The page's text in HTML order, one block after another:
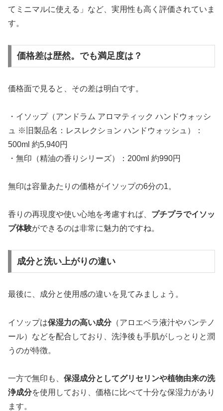
てミニマルに使える」など、実用性も高く評価されていま
す。
価格差は歴然。でも満足度は？
価格面で見ると、その差は明白です。
・イソップ（アンドラム アロマティック ハンドウォッシ
ュ ※旧製品名：レスレクション ハンドウォッシュ）：
500ml 約5,940円
・無印（精油の香りシリーズ）：200ml 約990円
無印は容量あたりの価格がイソップの6分の1。
香りの再現度や使い心地を考慮すれば、 プチプラでイソッ
プ体験ができるのは非常に魅力的ですね。
成分と洗い上がりの違い
最後に、成分と使用感の違いを見てみましょう。
イソップは保湿力の高い成分（アロエベラ液汁やパンテノ
ール）などを配合しており、洗浄後も手肌がしっとりと潤
うのが特徴。
一方で無印も、 保湿成分としてグリセリンや植物由来の洗
浄成分を使用しており、価格に比べて十分な保湿力があり
ます。